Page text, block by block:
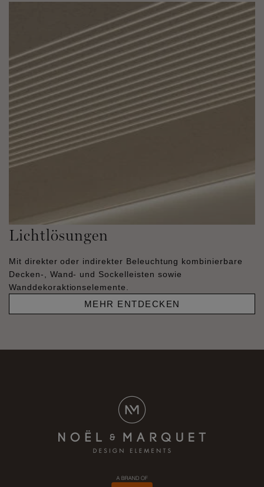
Lichtlösungen
Mit direkter oder indirekter Beleuchtung kombinierbare
Decken-, Wand- und Sockelleisten sowie
Wanddekoraktionselemente.
MEHR ENTDECKEN